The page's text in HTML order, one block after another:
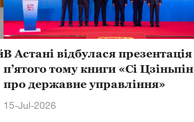
В Астані відбулася презентація
п’ятого тому книги «Сі Цзіньпін
про державне управління»
15-Jul-2026